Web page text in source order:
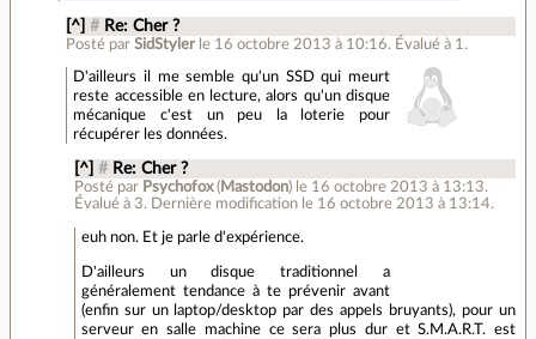
[^] # Re: Cher ?
Posté parSidStyler le 16 octobre 2013 à 10:16. Évalué à 1 .
D'ailleurs il me semble qu'un SSD qui meurt
reste accessible en lecture, alors qu'un disque
mécanique c'est un peu la loterie pour
récupérer les données.
[^] # Re: Cher ?
Posté par Psychofox(Mastodon) le 16 octobre 2013 à 13:13.
Évalué à 3. Dernière modification le 16 octobre 2013 à 13:14.
euh non. Et je parle d'expérience.
D'ailleurs un disque traditionnel a
généralement tendance à te prévenir avant
(enfin sur un laptop/desktop par des appels bruyants), pour un
serveur en salle machine ce sera plus dur et S.M.A.R.T. est